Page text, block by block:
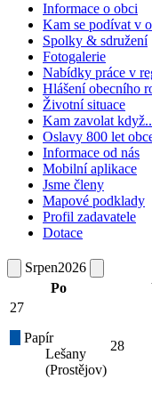
Informace o obci
Kam se podívat v
Spolky & sdružení
Fotogalerie
Nabídky práce v
Hlášení obecního
Životní situace
Kam zavolat
Oslavy 800 let
Informace od nás
Mobilní aplikace
Jsme členy
Mapové podklady
Profil zadavatele
Dotace
Srpen2026
Po
27
Papír
Lešany
(Prostějov)
28